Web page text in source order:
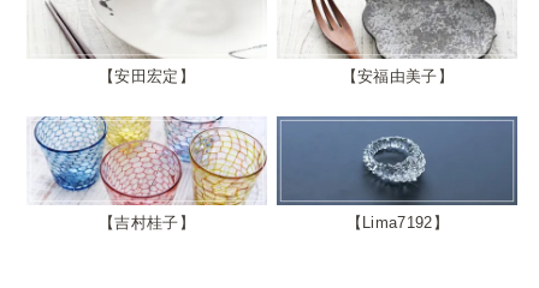
安田宏定 安福由美子
吉村桂子 Lima7192